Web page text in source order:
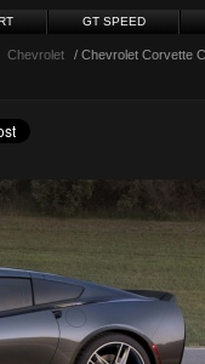
GT SPEED
Chevrolet / Chevrolet Corvette